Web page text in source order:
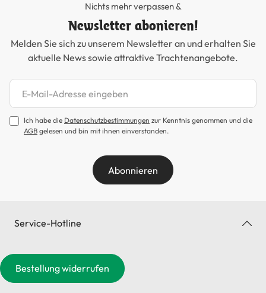
Nichts mehr verpassen &
Newsletter abonieren!
Melden Sie sich zu unserem Newsletter an und erhalten Sie
aktuelle News sowie attraktive Trachtenangebote.
Newsletter abonnieren
Ich habe die Datenschutzbestimmungen zur Kenntnis genommen und die
AGB gelesen und bin mit ihnen einverstanden.
Abonnieren
Service-Hotline
Bestellung widerrufen